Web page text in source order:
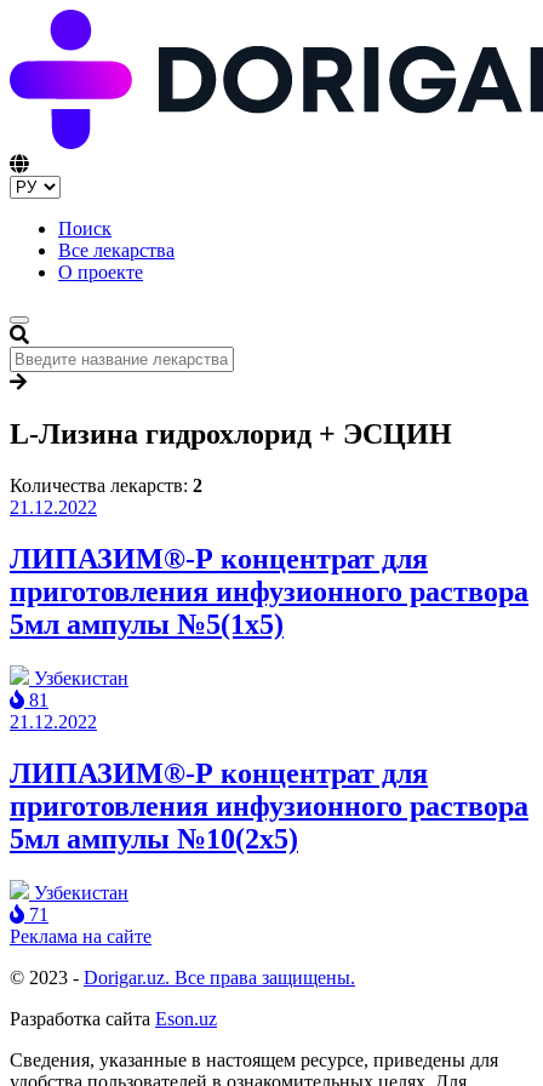
Поиск
Все лекарства
О проекте
L-Лизина гидрохлорид + ЭСЦИН
Количества лекарств: 2
21.12.2022
ЛИПАЗИМ®-Р концентрат для
приготовления инфузионного раствора
5мл ампулы №5(1x5)
Узбекистан
81
21.12.2022
ЛИПАЗИМ®-Р концентрат для
приготовления инфузионного раствора
5мл ампулы №10(2x5)
Узбекистан
71
Реклама на сайте
© 2023 - Dorigar.uz. Все права защищены.
Разработка сайта Eson.uz
Сведения, указанные в настоящем ресурсе, приведены для
удобства пользователей в ознакомительных целях. Для